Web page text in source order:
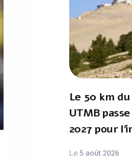
Le 50 km
UTMB
2027 pour
Le 5 août 2026